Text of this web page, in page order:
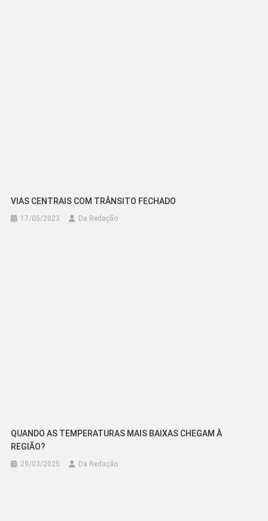
VIAS CENTRAIS COM TRÂNSITO FECHADO
17/05/2023 Da Redação
QUANDO AS TEMPERATURAS MAIS BAIXAS CHEGAM À
REGIÃO?
29/03/2025 Da Redação